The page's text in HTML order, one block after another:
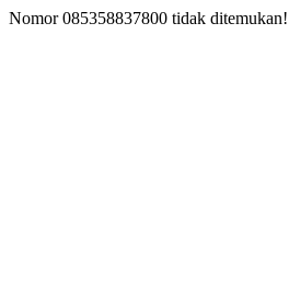
Nomor 085358837800 tidak ditemukan!